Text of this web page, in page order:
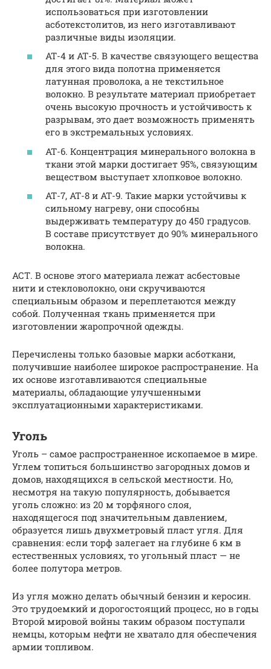
использоваться при изготовлении
асботекстолитов, из него изготавливают
различные виды изоляции.
АТ-4 и АТ-5. В качестве связующего вещества
для этого вида полотна применяется
латунная проволока, а не текстильное
волокно. В результате материал приобретает
очень высокую прочность и устойчивость к
разрывам, это дает возможность применять
его в экстремальных условиях.
АТ-6. Концентрация минерального волокна в
ткани этой марки достигает 95%, связующим
веществом выступает хлопковое волокно.
АТ-7, АТ-8 и АТ-9. Такие марки устойчивы к
сильному нагреву, они способны
выдерживать температуру до 450 градусов.
В составе присутствует до 90% минерального
волокна.
АСТ. В основе этого материала лежат асбестовые
нити и стекловолокно, они скручиваются
специальным образом и переплетаются между
собой. Полученная ткань применяется при
изготовлении жаропрочной одежды.
Перечислены только базовые марки асботкани,
получившие наиболее широкое распространение. На
их основе изготавливаются специальные
материалы, обладающие улучшенными
эксплуатационными характеристиками.
Уголь
Уголь – самое распространенное ископаемое в мире.
Углем топиться большинство загородных домов и
домов, находящихся в сельской местности. Но,
несмотря на такую популярность, добывается
уголь сложно: из 20 м торфяного слоя,
находящегося под значительным давлением,
образуется лишь двухметровый пласт угля. Для
сравнения: если торф залегает на глубине 6 км в
естественных условиях, то угольный пласт — не
более полутора метров.
Из угля можно делать обычный бензин и керосин.
Это трудоемкий и дорогостоящий процесс, но в годы
Второй мировой войны таким образом поступали
немцы, которым нефти не хватало для обеспечения
армии топливом.